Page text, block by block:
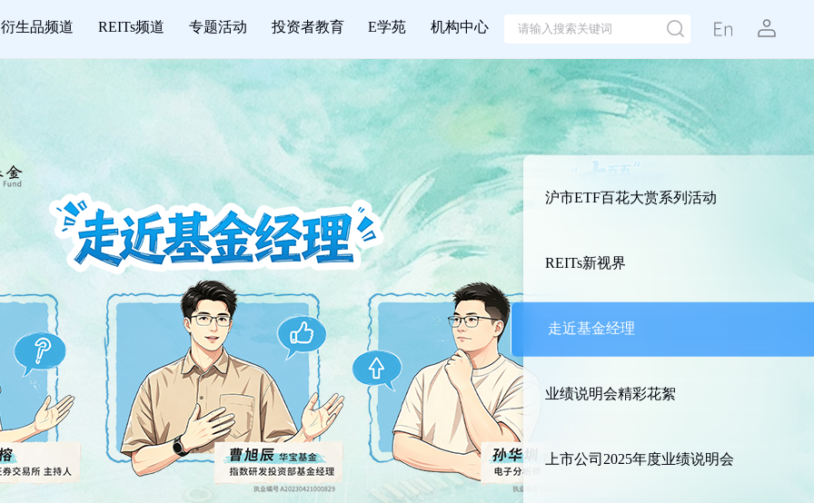
衍生品频道 REITs频道 专题活动 投资者教育 E学苑 机构中心
沪市ETF百花大赏系列活动
REITs新视界
走近基金经理
业绩说明会精彩花絮
上市公司2025年度业绩说明会